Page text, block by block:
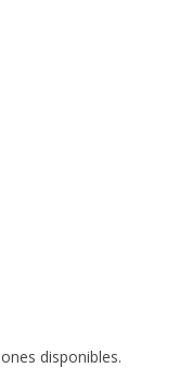
disponibles.